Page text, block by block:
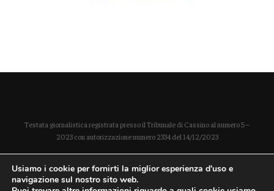
Testata giornalistica registrata presso il Tribunale di Cassino al numero 5 –
2023 con autorizzazione numero 2334 del 14/12/2023
Direttore responsabile Paola Enrica Polidoro
P. IVA 03254490604
Usiamo i cookie per fornirti la miglior esperienza d'uso e
navigazione sul nostro sito web.